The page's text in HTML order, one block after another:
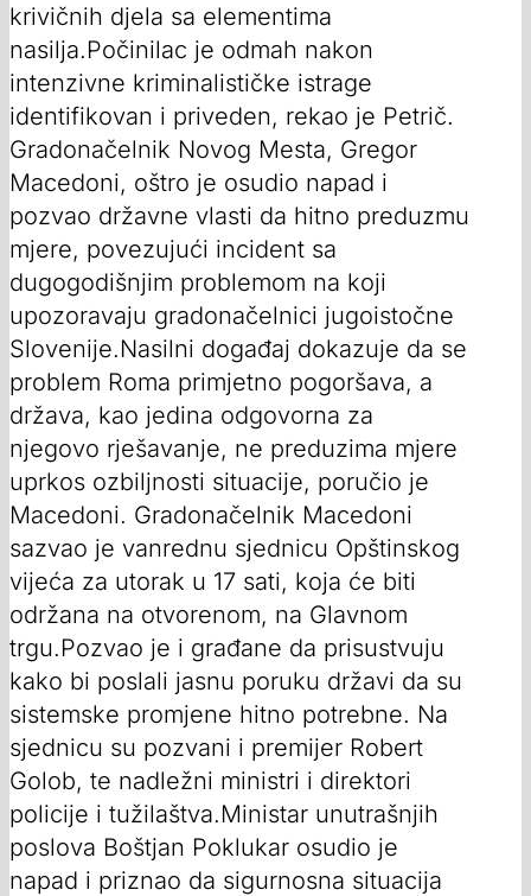
krivičnih djela sa elementima
nasilja.Počinilac je odmah nakon
intenzivne kriminalističke istrage
identifikovan i priveden, rekao je Petrič.
Gradonačelnik Novog Mesta, Gregor
Macedoni, oštro je osudio napad i
pozvao državne vlasti da hitno preduzmu
mjere, povezujući incident sa
dugogodišnjim problemom na koji
upozoravaju gradonačelnici jugoistočne
Slovenije.Nasilni događaj dokazuje da se
problem Roma primjetno pogoršava, a
država, kao jedina odgovorna za
njegovo rješavanje, ne preduzima mjere
uprkos ozbiljnosti situacije, poručio je
Macedoni. Gradonačelnik Macedoni
sazvao je vanrednu sjednicu Opštinskog
vijeća za utorak u 17 sati, koja će biti
održana na otvorenom, na Glavnom
trgu.Pozvao je i građane da prisustvuju
kako bi poslali jasnu poruku državi da su
sistemske promjene hitno potrebne. Na
sjednicu su pozvani i premijer Robert
Golob, te nadležni ministri i direktori
policije i tužilaštva.Ministar unutrašnjih
poslova Boštjan Poklukar osudio je
napad i priznao da sigurnosna situacija